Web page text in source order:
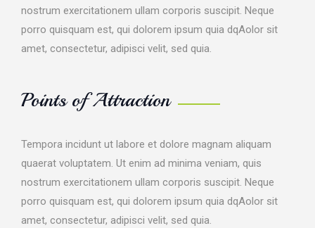
nostrum exercitationem ullam corporis suscipit. Neque
porro quisquam est, qui dolorem ipsum quia dqAolor sit
amet, consectetur, adipisci velit, sed quia.
Points of Attraction
Tempora incidunt ut labore et dolore magnam aliquam
quaerat voluptatem. Ut enim ad minima veniam, quis
nostrum exercitationem ullam corporis suscipit. Neque
porro quisquam est, qui dolorem ipsum quia dqAolor sit
amet, consectetur, adipisci velit, sed quia.